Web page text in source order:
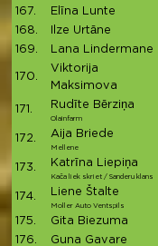
167. Elīna Lunte
168.
Ilze Urtāne
169.
Lana Lindermane
170.
Viktorija
Maksimova
171. Rudīte Bērziņa
Olainfarm
172. Aija Briede
Mellene
173. Katrīna Liepiņa
Kača liek skriet / Sanderu klans
174. Liene Štalte
Moller Auto Ventspils
175. Gita Biezuma
176.
Guna Gavare